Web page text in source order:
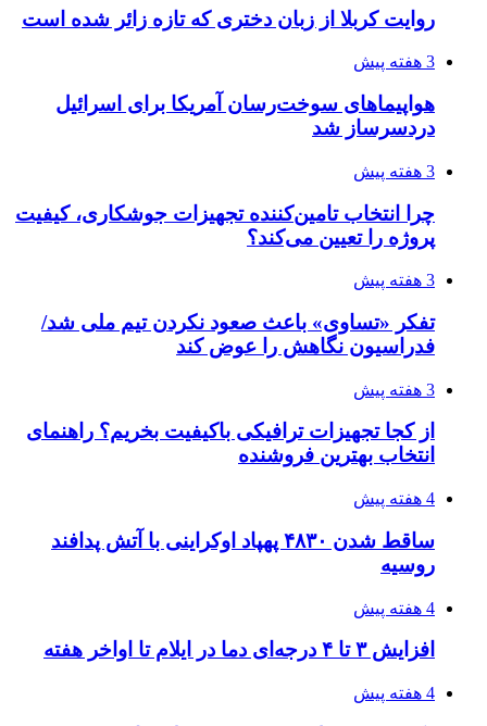
راه اندازی مرغداری؛ محاسبه هزینه، درآمد و سود با
۱۴۲۰؛ راه ارتباطی بیمه شدگان تأمین‌اجتماعی
۱۴۰۵/۰۴/۱۶
احتمال بازگشت نرخ حمل دریایی به قبل از جنگ
طی ۲ تا ۳ ماه آینده
۱۴۰۵/۰۴/۱۵
شکست شاگردان قهرمانی مقابل چین تایپه/ تلاش
برای عنوان یازدهمی
۱۴۰۵/۰۴/۱۵
فروشگاه کتاب DMDBook | خرید کتاب فانتزی،
۱۴۰۵/۰۴/۱۴